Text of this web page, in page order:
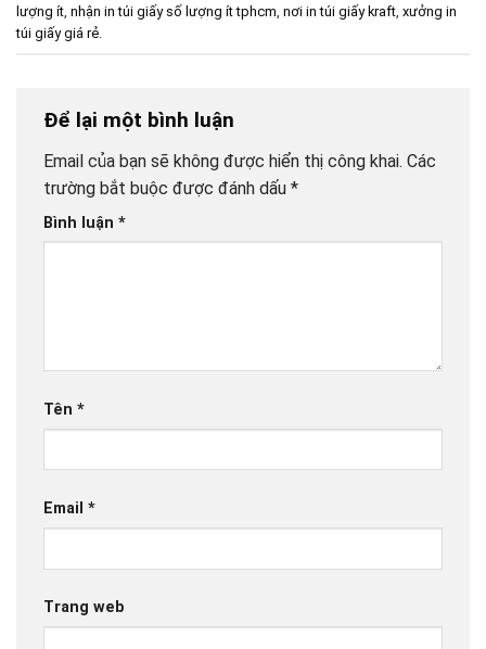
lượng ít, nhận in túi giấy số lượng ít tphcm, nơi in túi giấy kraft, xưởng in
túi giấy giá rẻ.
Để lại một bình luận
Email của bạn sẽ không được hiển thị công khai. Các
trường bắt buộc được đánh dấu *
Bình luận *
Tên *
Email *
Trang web